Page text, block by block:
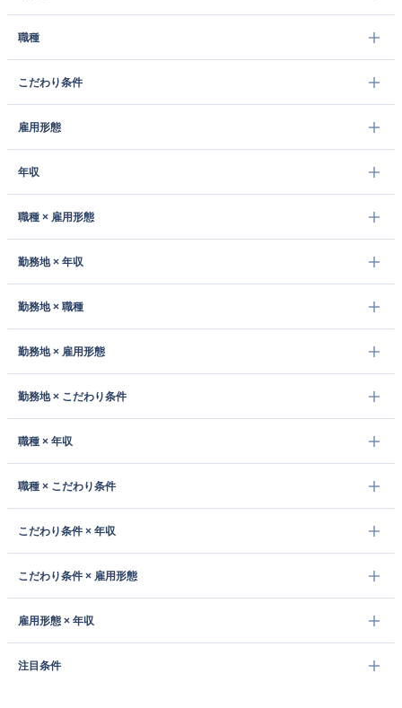
職種
こだわり条件
雇用形態
年収
職種 × 雇用形態
勤務地 × 年収
勤務地 × 職種
勤務地 × 雇用形態
勤務地 × こだわり条件
職種 × 年収
職種 × こだわり条件
こだわり条件 × 年収
こだわり条件 × 雇用形態
雇用形態 × 年収
注目条件